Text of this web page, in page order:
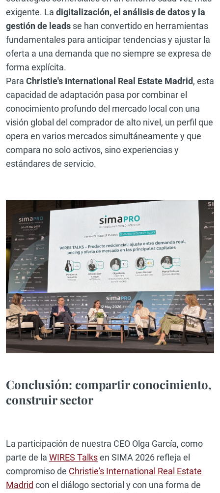
exigente. La digitalización, el análisis de datos y la
gestión de leads se han convertido en herramientas
fundamentales para anticipar tendencias y ajustar la
oferta a una demanda que no siempre se expresa de
forma explícita.
Para Christie's International Real Estate Madrid, esta
capacidad de adaptación pasa por combinar el
conocimiento profundo del mercado local con una
visión global del comprador de alto nivel, un perfil que
opera en varios mercados simultáneamente y que
compara no solo activos, sino experiencias y
estándares de servicio.
Conclusión: compartir conocimiento,
construir sector
La participación de nuestra CEO Olga García, como
parte de la WIRES Talksen SIMA 2026 refleja el
compromiso de Christie's International Real Estate
Madrid con el diálogo sectorial y con una forma de